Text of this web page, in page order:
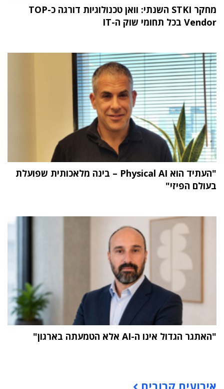
מחקר STKI השנתי: וואן טכנולוגיות דורגה כ-TOP
Vendor בכל תחומי שוק ה-IT
"העתיד הוא Physical AI – בינה מלאכותית שפועלת
בעולם הפיזי"
"האתגר הגדול אינו ה-AI אלא הטמעתה בארגון"
אירועים קרובים